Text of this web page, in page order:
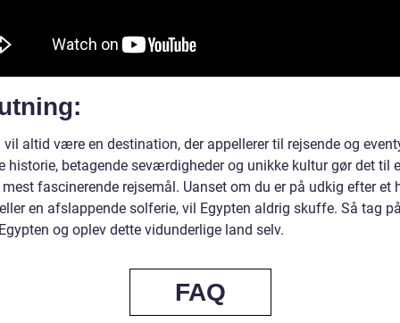
vil altid være en destination, der appellerer til rejsende og
historie, betagende seværdigheder og unikke kultur gør det til
mest fascinerende rejsemål. Uanset om du er på udkig efter et
en afslappende solferie, vil Egypten aldrig skuffe. Så tag
og oplev dette vidunderlige land selv.
FAQ